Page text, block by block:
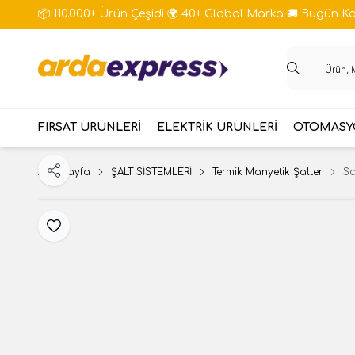
📦 110.000+ Ürün Çeşidi 🌍 40+ Global Marka 🚚 Bugün
FIRSAT ÜRÜNLERİ ELEKTRİK ÜRÜNLERİ
Ana Sayfa ŞALT SİSTEMLERİ Termik Manyetik Şalter
Favoriye Ekle
Paylaş